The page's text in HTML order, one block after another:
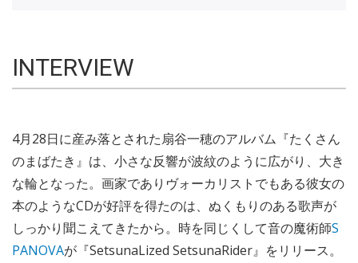
INTERVIEW
4月28日に産み落とされた扇谷一穂のアルバム『たくさん
のまばたき』は、小さな反響が波紋のように広がり、大き
な輪となった。画家でありヴォーカリストでもある彼女の
本のようなCDが好評を得たのは、ぬくもりのある歌声が
しっかり聞こえてきたから。時を同じくして音の魔術師S
PANOVAが『SetsunaLized SetsunaRider』をリリース。